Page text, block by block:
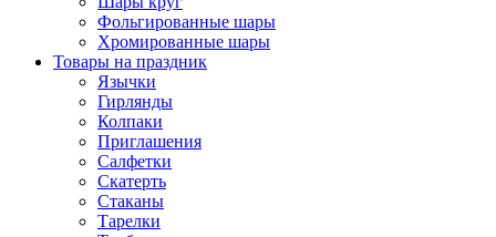
Фольгированные шары
Хромированные шары
Товары на праздник
Язычки
Гирлянды
Колпаки
Приглашения
Салфетки
Скатерть
Стаканы
Тарелки